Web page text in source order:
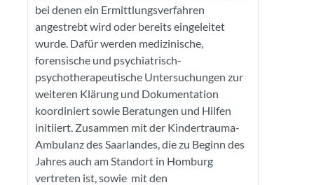
bei denen ein Ermittlungsverfahren
angestrebt wird oder bereits eingeleitet
wurde. Dafür werden medizinische,
forensische und psychiatrisch-
psychotherapeutische Untersuchungen zur
weiteren Klärung und Dokumentation
koordiniert sowie Beratungen und Hilfen
initiiert. Zusammen mit der Kindertrauma-
Ambulanz des Saarlandes, die zu Beginn des
Jahres auch am Standort in Homburg
vertreten ist, sowie mit den